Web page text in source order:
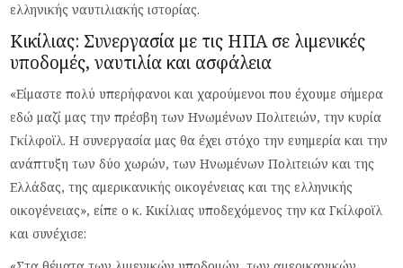
ελληνικής ναυτιλιακής ιστορίας.
Κικίλιας: Συνεργασία με τις ΗΠΑ σε λιμενικές
υποδομές, ναυτιλία και ασφάλεια
«Είμαστε πολύ υπερήφανοι και χαρούμενοι που έχουμε σήμερα
εδώ μαζί μας την πρέσβη των Ηνωμένων Πολιτειών, την κυρία
Γκίλφοϊλ. Η συνεργασία μας θα έχει στόχο την ευημερία και την
ανάπτυξη των δύο χωρών, των Ηνωμένων Πολιτειών και της
Ελλάδας, της αμερικανικής οικογένειας και της ελληνικής
οικογένειας», είπε ο κ. Κικίλιας υποδεχόμενος την κα Γκίλφοϊλ
και συνέχισε: